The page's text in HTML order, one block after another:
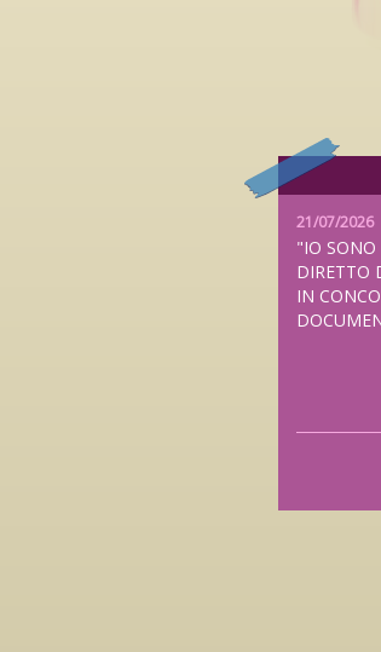
21/07/2026
"IO SONO
DIRETTO
IN
20/07/2026
"THE
LONDRA
2026,